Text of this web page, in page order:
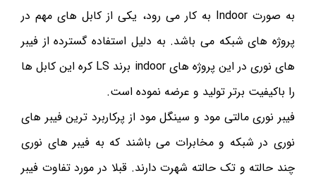
به صورت Indoor به کار می رود، یکی از کابل های مهم در
پروژه های شبکه می باشد. به دلیل استفاده گسترده از فیبر
های نوری در این پروژه های indoor برند LS کره این کابل ها
را باکیفیت برتر تولید و عرضه نموده است.
فیبر نوری مالتی مود و سینگل مود از پرکاربرد ترین فیبر های
نوری در شبکه و مخابرات می باشند که به فیبر های نوری
چند حالته و تک حالته شهرت دارند. قبلا در مورد تفاوت فیبر